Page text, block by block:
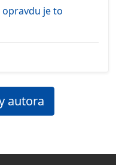
je to
autora